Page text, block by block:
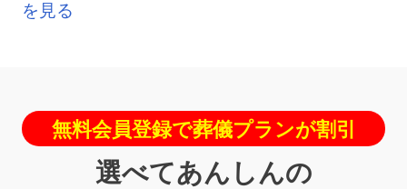
を見る
無料会員登録で葬儀プランが割引
選べてあんしんの